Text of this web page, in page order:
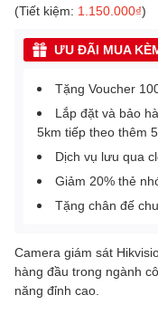
(Tiết kiệm: 1.150.000₫)
ƯU ĐÃI MUA
Tặng Voucher
Lắp đặt và bảo
5km tiếp theo thêm
Dịch vụ lưu qua
Giảm 20% thẻ
Tặng chân đế
Camera giám sát
hàng đầu trong ngành
năng đỉnh cao.